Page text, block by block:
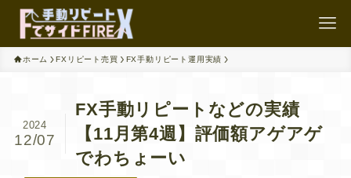
ホーム FXリピート売買 FX手動リピート運用実績
FX手動リピートなどの実績
【11月第4週】評価額アゲアゲ
でわちょーい
2024
12/07